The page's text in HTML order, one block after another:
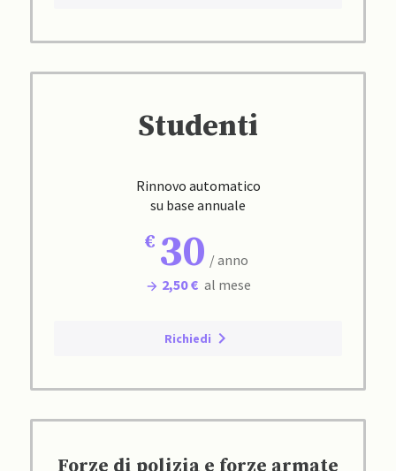
Studenti
Rinnovo automatico
su base annuale
30 / anno
2,50 € al mese
Richiedi
Forze di polizia e forze armate